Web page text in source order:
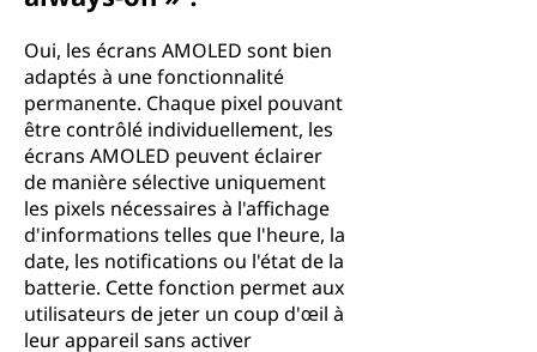
Oui, les écrans AMOLED sont bien
adaptés à une fonctionnalité
permanente. Chaque pixel pouvant
être contrôlé individuellement, les
écrans AMOLED peuvent éclairer
de manière sélective uniquement
les pixels nécessaires à l'affichage
d'informations telles que l'heure, la
date, les notifications ou l'état de la
batterie. Cette fonction permet aux
utilisateurs de jeter un coup d'œil à
leur appareil sans activer